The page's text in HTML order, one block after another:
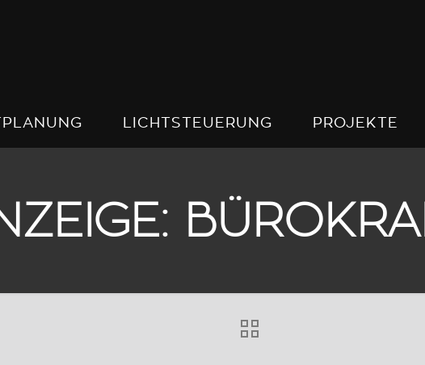
LICHTSTEUERUNG PROJEKTE